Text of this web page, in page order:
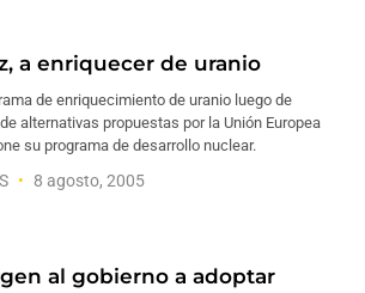
a enriquecer de uranio
de enriquecimiento de uranio luego de
alternativas propuestas por la Unión Europea
su programa de desarrollo nuclear.
8 agosto, 2005
al gobierno a adoptar